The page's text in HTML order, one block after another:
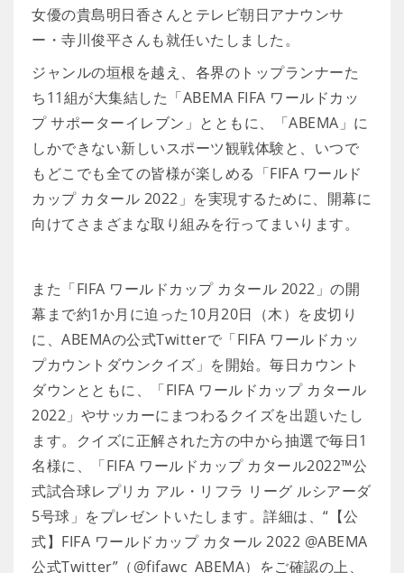
女優の貴島明日香さんとテレビ朝日アナウンサ
ー・寺川俊平さんも就任いたしました。
ジャンルの垣根を越え、各界のトップランナーた
ち11組が大集結した「ABEMA FIFA ワールドカッ
プ サポーターイレブン」とともに、「ABEMA」に
しかできない新しいスポーツ観戦体験と、いつで
もどこでも全ての皆様が楽しめる「FIFA ワールド
カップ カタール 2022」を実現するために、開幕に
向けてさまざまな取り組みを行ってまいります。
また「FIFA ワールドカップ カタール 2022」の開
幕まで約1か月に迫った10月20日（木）を皮切り
に、ABEMAの公式Twitterで「FIFA ワールドカッ
プカウントダウンクイズ」を開始。毎日カウント
ダウンとともに、「FIFA ワールドカップ カタール
2022」やサッカーにまつわるクイズを出題いたし
ます。クイズに正解された方の中から抽選で毎日1
名様に、「FIFA ワールドカップ カタール2022™公
式試合球レプリカ アル・リフラ リーグ ルシアーダ
5号球」をプレゼントいたします。詳細は、“【公
式】FIFA ワールドカップ カタール 2022 @ABEMA
公式Twitter”（@fifawc_ABEMA）をご確認の上、